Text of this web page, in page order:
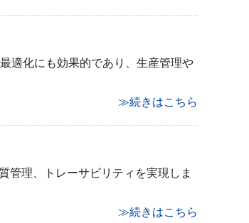
適化にも効果的であり、生産管理や
≫続きはこちら
管理、トレーサビリティを実現しま
≫続きはこちら